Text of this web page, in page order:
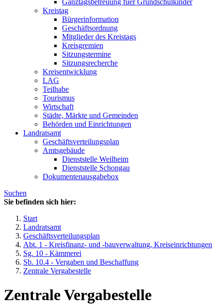
Ganztagsbetreuung fuer Grundschulkinder
Kreistag
Bürgerinformation
Geschäftsordnung
Mitglieder des Kreistags
Kreisgremien
Sitzungstermine
Sitzungsrecherche
Kreisentwicklung
LAG
Teilhabe
Tourismus
Wirtschaft
Städte, Märkte und Gemeinden
Behörden und Einrichtungen
Landratsamt
Geschäftsverteilungsplan
Amtsgebäude
Dienststelle Weilheim
Dienststelle Schongau
Dokumentenausgabebox
Suchen
Sie befinden sich hier:
Start
Landratsamt
Geschäftsverteilungsplan
Abt. 1 - Kreisfinanz- und -bauverwaltung, Kreiseinrichtungen
Sg. 10 - Kämmerei
Sb. 10.4 - Vergaben und Beschaffung
Zentrale Vergabestelle
Zentrale Vergabestelle